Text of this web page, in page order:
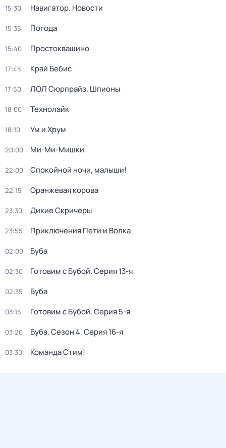
15:30 Навигатор. Новости
15:35 Погода
15:40 Простоквашино
17:45 Край Бебис
17:50 ЛОЛ Сюрпрайз. Шпионы
18:00 Технолайк
18:10 Ум и Хрум
20:00 Ми-Ми-Мишки
22:00 Спокойной ночи, малыши!
22:15 Оранжевая корова
23:30 Дикие Скричеры
23:55 Приключения Пети и Волка
02:00 Буба
02:30 Готовим с Бубой. Серия 13-я
02:35 Буба
03:15 Готовим с Бубой. Серия 5-я
03:20 Буба. Сезон 4. Серия 16-я
03:30 Команда Стим!